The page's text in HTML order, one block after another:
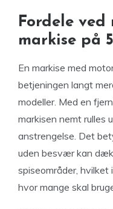
Fordele ved
markise på
En markise med
betjeningen langt
modeller. Med en
markisen nemt rulles
anstrengelse. Det
uden besvær kan
spiseområder,
hvor mange skal